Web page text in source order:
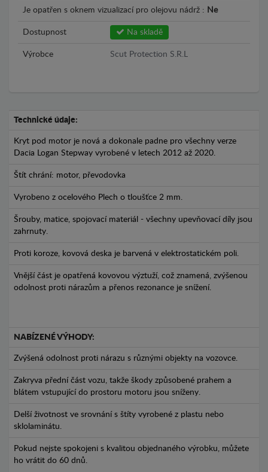
Je opatřen s oknem vizualizací pro olejovu nádrž : Ne
Dostupnost Na skladě
Výrobce Scut Protection S.R.L
Technické údaje:
Kryt pod motor je nová a dokonale padne pro všechny verze
Dacia Logan Stepway vyrobené v letech 2012 až 2020.
Štít chrání: motor, převodovka
Vyrobeno z ocelového Plech o tloušťce 2 mm.
Šrouby, matice, spojovací materiál - všechny upevňovací díly jsou
zahrnuty.
Proti koroze, kovová deska je barvená v elektrostatickém poli.
Vnější část je opatřená kovovou výztuží, což znamená, zvýšenou
odolnost proti nárazům a přenos rezonance je snížení.
NABÍZENÉ VÝHODY:
Zvýšená odolnost proti nárazu s různými objekty na vozovce.
Zakryva přední část vozu, takže škody způsobené prahem a
blátem vstupující do prostoru motoru jsou sníženy.
Delší životnost ve srovnání s štíty vyrobené z plastu nebo
sklolaminátu.
Pokud nejste spokojeni s kvalitou objednaného výrobku, můžete
ho vrátit do 60 dnů.